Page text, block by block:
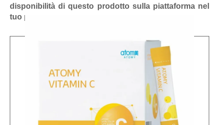
disponibilità di questo prodotto sulla piattaforma nel
tuo paese.